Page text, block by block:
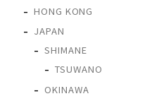
HONG KONG
JAPAN
SHIMANE
TSUWANO
OKINAWA